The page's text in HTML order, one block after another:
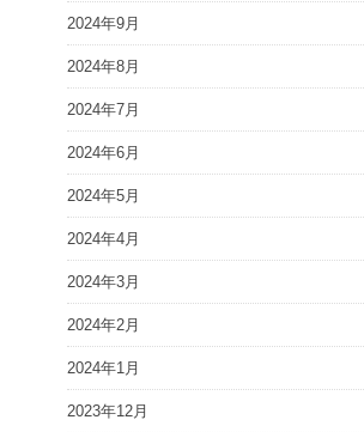
2024年9月
2024年8月
2024年7月
2024年6月
2024年5月
2024年4月
2024年3月
2024年2月
2024年1月
2023年12月